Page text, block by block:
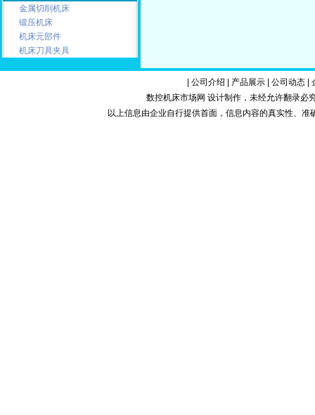
金属切削机床
锻压机床
机床元部件
机床刀具夹具
公司介绍 产品展示| 公司动态|
数控机床市场网 设计制作，未经允许翻录必
以上信息由企业自行提供首面，信息内容的真实性、